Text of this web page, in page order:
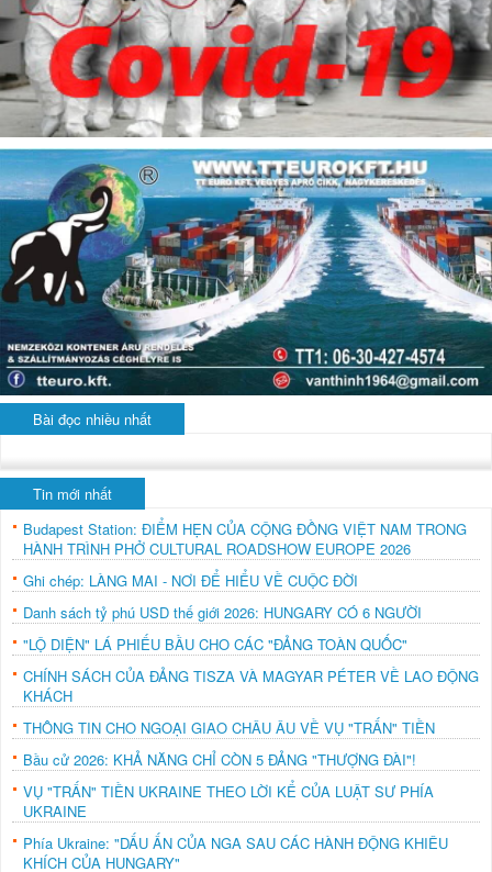
Bài đọc nhiều nhất
Tin mới nhất
Budapest Station: ĐIỂM HẸN CỦA CỘNG ĐỒNG VIỆT NAM TRONG
HÀNH TRÌNH PHỞ CULTURAL ROADSHOW EUROPE 2026
Ghi chép: LÀNG MAI - NƠI ĐỂ HIỂU VỀ CUỘC ĐỜI
Danh sách tỷ phú USD thế giới 2026: HUNGARY CÓ 6 NGƯỜI
"LỘ DIỆN" LÁ PHIẾU BẦU CHO CÁC "ĐẢNG TOÀN QUỐC"
CHÍNH SÁCH CỦA ĐẢNG TISZA VÀ MAGYAR PÉTER VỀ LAO ĐỘNG
KHÁCH
THÔNG TIN CHO NGOẠI GIAO CHÂU ÂU VỀ VỤ "TRẤN" TIỀN
Bầu cử 2026: KHẢ NĂNG CHỈ CÒN 5 ĐẢNG "THƯỢNG ĐÀI"!
VỤ "TRẤN" TIỀN UKRAINE THEO LỜI KỂ CỦA LUẬT SƯ PHÍA
UKRAINE
Phía Ukraine: "DẤU ẤN CỦA NGA SAU CÁC HÀNH ĐỘNG KHIÊU
KHÍCH CỦA HUNGARY"